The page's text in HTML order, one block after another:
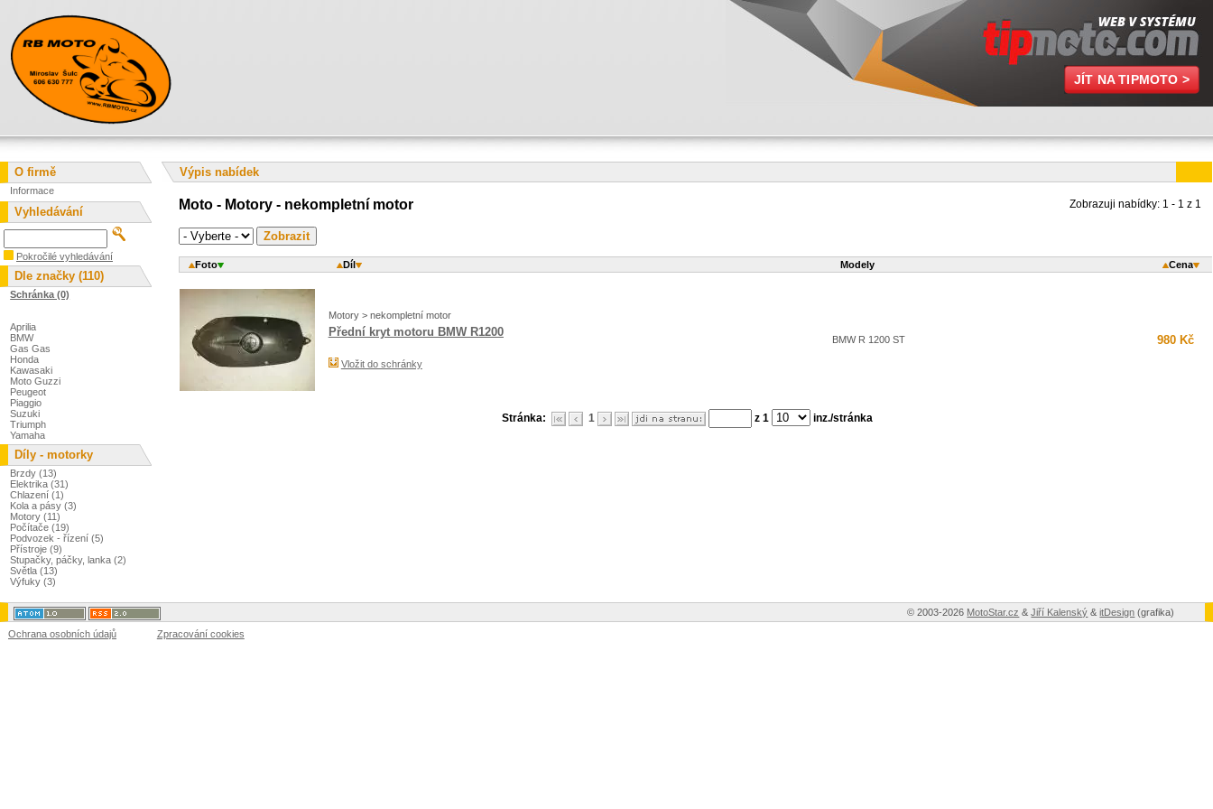
JÍT NA TIPMOTO >
Výpis nabídek
Moto - Motory - nekompletní motor Zobrazuji nabídky: 1 - 1 z 1
Foto Díl Modely Cena
Motory > nekompletní motor
Přední kryt motoru BMW R1200
Vložit do schránky
BMW R 1200 ST 980 Kč
Stránka: 1 z 1 inz./stránka
O firmě
Informace
Vyhledávání
Pokročilé vyhledávání
Dle značky (110)
Schránka (0)
Aprilia
BMW
Gas Gas
Honda
Kawasaki
Moto Guzzi
Peugeot
Piaggio
Suzuki
Triumph
Yamaha
Díly - motorky
Brzdy (13)
Elektrika (31)
Chlazení (1)
Kola a pásy (3)
Motory (11)
Počítače (19)
Podvozek - řízení (5)
Přístroje (9)
Stupačky, páčky, lanka (2)
Světla (13)
Výfuky (3)
© 2003-2026 MotoStar.cz &Jiří Kalenský &itDesign (grafika)
Ochrana osobních údajů
Zpracování cookies